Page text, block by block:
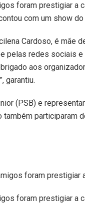
foram prestigiar a
com um show
Cardoso, é mãe
pelas redes sociais
aos
garantiu.
(PSB) e
participaram
foram prestigiar a